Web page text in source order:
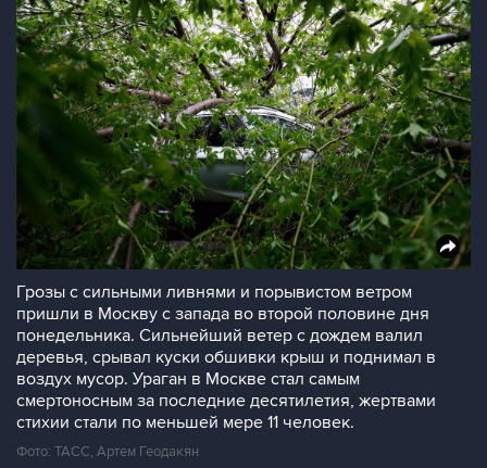
Грозы с сильными ливнями и порывистом ветром
пришли в Москву с запада во второй половине дня
понедельника. Сильнейший ветер с дождем валил
деревья, срывал куски обшивки крыш и поднимал в
воздух мусор. Ураган в Москве стал самым
смертоносным за последние десятилетия, жертвами
стихии стали по меньшей мере 11 человек.
Фото: ТАСС, Артем Геодакян